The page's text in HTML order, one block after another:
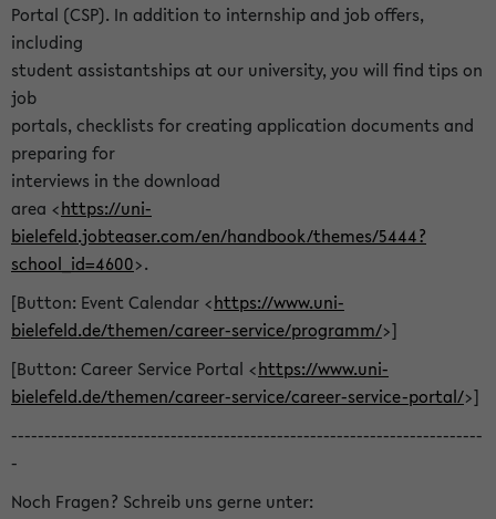
Portal (CSP). In addition to internship and job offers,
including
student assistantships at our university, you will find tips on
job
portals, checklists for creating application documents and
preparing for
interviews in the download
area <https://uni-
bielefeld.jobteaser.com/en/handbook/themes/5444?
school_id=4600>.
[Button: Event Calendar <https://www.uni-
bielefeld.de/themen/career-service/programm/>]
[Button: Career Service Portal <https://www.uni-
bielefeld.de/themen/career-service/career-service-portal/>]
-----------------------------------------------------------------------
-
Noch Fragen? Schreib uns gerne unter: